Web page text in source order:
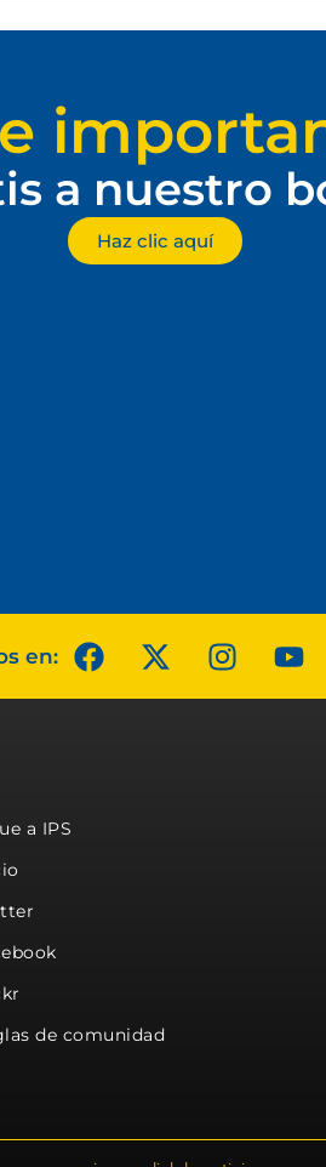
a nuestro
Haz clic aquí
en:
a IPS
de comunidad